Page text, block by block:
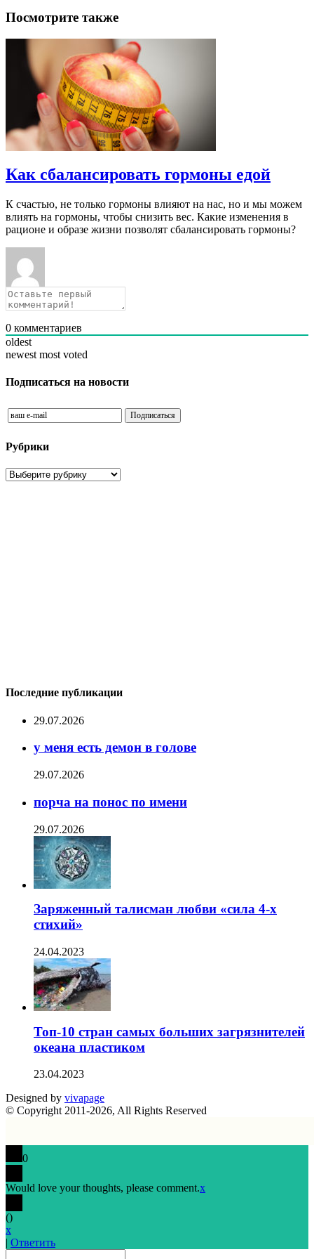
Посмотрите также
Как сбалансировать гормоны едой
К счастью, не только гормоны влияют на нас, но и мы можем
влиять на гормоны, чтобы снизить вес. Какие изменения в
рационе и образе жизни позволят сбалансировать гормоны?
0 комментариев
oldest
newest most voted
Подписаться на новости
Рубрики
Рубрики
Последние публикации
29.07.2026
у меня есть демон в голове
29.07.2026
порча на понос по имени
29.07.2026
Заряженный талисман любви «сила 4-х
стихий»
24.04.2023
Топ-10 стран самых больших загрязнителей
океана пластиком
23.04.2023
Designed by vivapage
© Copyright 2011-2026, All Rights Reserved
0
Would love your thoughts, please comment.x
()
x
| Ответить